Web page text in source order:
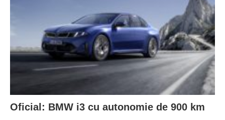
Oficial: BMW i3 cu autonomie de 900 km